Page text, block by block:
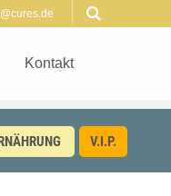
Kontakt
V.I.P.